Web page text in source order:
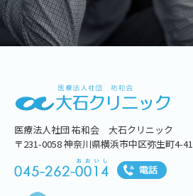
医療法人社団 祐和会 大石クリニック
〒231-0058 神奈川県横浜市中区弥生町4-41